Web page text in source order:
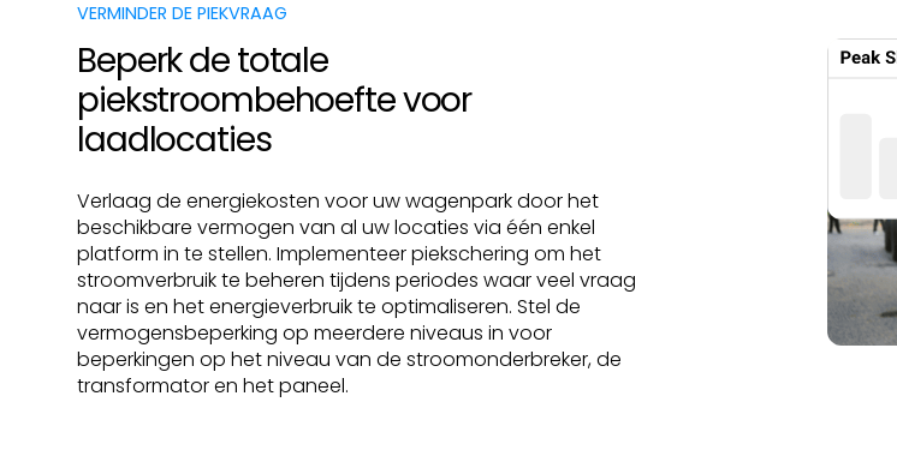
VERMINDER DE PIEKVRAAG
Beperk de totale
piekstroombehoefte voor
laadlocaties
Verlaag de energiekosten voor uw wagenpark door het
beschikbare vermogen van al uw locaties via één enkel
platform in te stellen. Implementeer piekschering om het
stroomverbruik te beheren tijdens periodes waar veel vraag
naar is en het energieverbruik te optimaliseren. Stel de
vermogensbeperking op meerdere niveaus in voor
beperkingen op het niveau van de stroomonderbreker, de
transformator en het paneel.